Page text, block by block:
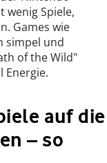
wenig Spiele,
Games wie
simpel und
of the Wild"
Energie.
auf die
– so